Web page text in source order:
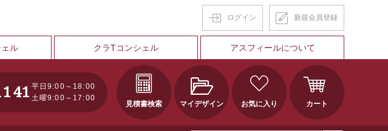
ログイン 新規会員登録
ル クラTコンシェル アスフィールについて
平日9:00～18:00
土曜9:00～17:00
見積書検索 マイデザイン お気に入り カート